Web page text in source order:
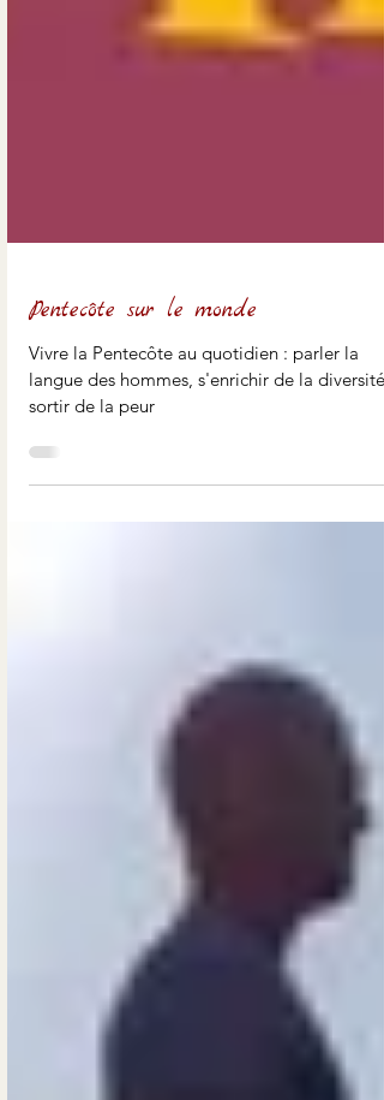
Pentecôte sur le monde
langue des hommes, s'enrichir de la diversité,
sortir de la peur